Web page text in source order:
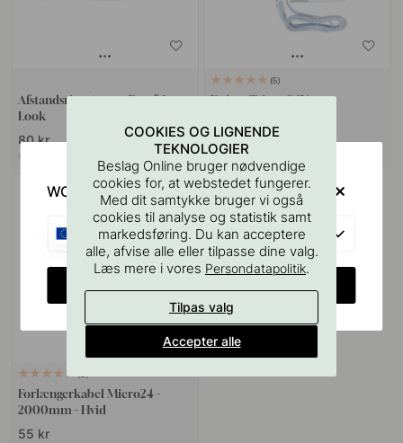
Afstandsring Atom - Rustfrit
Look
80 kr
5
Driver Triac - 24V
639 kr
På lager
Forlængerkabel Micro24 -
2000mm - Hvid
55 kr
COOKIES OG LIGNENDE
TEKNOLOGIER
Beslag Online bruger nødvendige
cookies for, at webstedet fungerer.
Med dit samtykke bruger vi også
cookies til analyse og statistik samt
markedsføring. Du kan acceptere
alle, afvise alle eller tilpasse dine valg.
Læs mere i vores Persondatapolitik.
Tilpas valg
Accepter alle
WOULD YOU RATHER VISIT?
EU